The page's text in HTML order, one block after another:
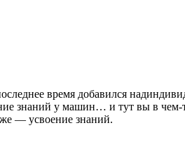
время добавился
знаний у машин… и тут вы в
— усвоение знаний.